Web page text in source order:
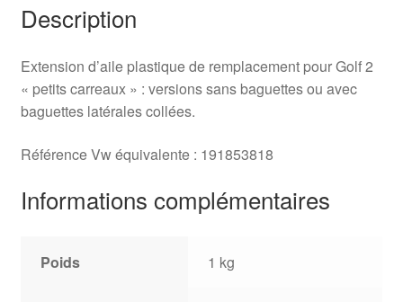
Description
Extension d’aile plastique de remplacement pour Golf 2
« petits carreaux » : versions sans baguettes ou avec
baguettes latérales collées.
Référence Vw équivalente : 191853818
Informations complémentaires
Poids 1 kg